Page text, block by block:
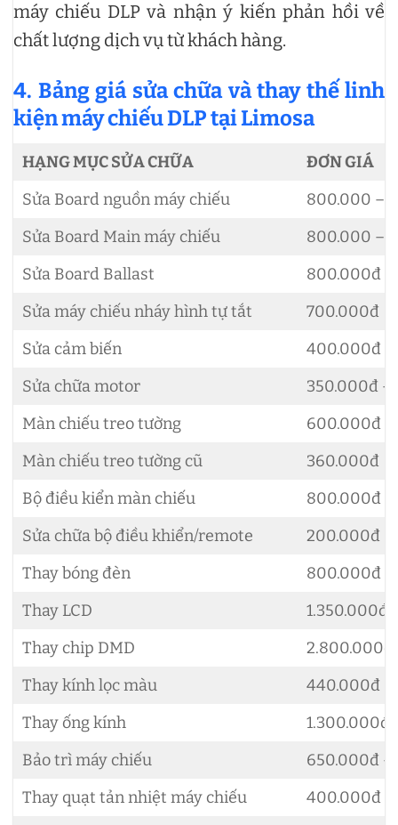
máy chiếu DLP và nhận ý kiến phản hồi về
chất lượng dịch vụ từ khách hàng.
4. Bảng giá sửa chữa và thay thế linh
kiện máy chiếu DLP tại Limosa
HẠNG MỤC SỬA CHỮA
ĐƠN GIÁ
Sửa Board nguồn máy chiếu
800.000 –
Sửa Board Main máy chiếu
800.000 –
Sửa Board Ballast
800.000đ
Sửa máy chiếu nháy hình tự tắt
700.000đ
Sửa cảm biến
400.000đ
Sửa chữa motor
350.000đ –
Màn chiếu treo tường
600.000đ
Màn chiếu treo tường cũ
360.000đ
Bộ điều kiển màn chiếu
800.000đ
Sửa chữa bộ điều khiển/remote
200.000đ
Thay bóng đèn
800.000đ
Thay LCD
1.350.000đ
Thay chip DMD
2.800.000đ
Thay kính lọc màu
440.000đ –
Thay ống kính
1.300.000đ
Bảo trì máy chiếu
650.000đ –
Thay quạt tản nhiệt máy chiếu
400.000đ